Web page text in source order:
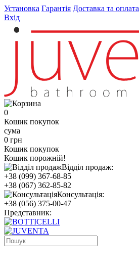
Установка Гарантія Доставка та оплата
Вхід
0
Кошик покупок
сума
0 грн
Кошик покупок
Кошик порожній!
Відділ продаж:
+38 (099) 367-68-85
+38 (067) 362-85-82
Консультація:
+38 (056) 375-00-47
Представник: